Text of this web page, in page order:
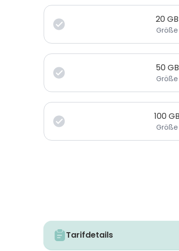
20GB
Größe
50GB
Größe
100GB
Größe
Tarifdetails